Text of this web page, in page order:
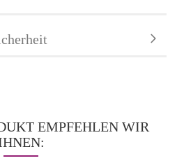
EMPFEHLEN WIR